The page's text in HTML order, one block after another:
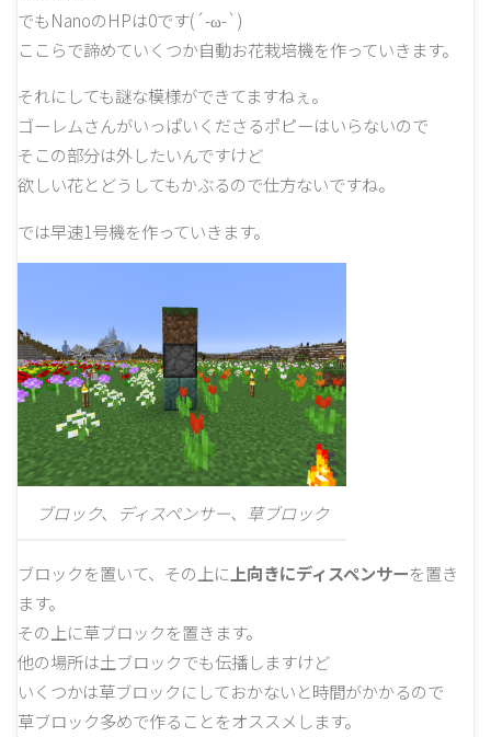
でもNanoのHPは0です(´-ω-`)
ここらで諦めていくつか自動お花栽培機を作っていきます。
それにしても謎な模様ができてますねぇ。
ゴーレムさんがいっぱいくださるポピーはいらないので
そこの部分は外したいんですけど
欲しい花とどうしてもかぶるので仕方ないですね。
では早速1号機を作っていきます。
ブロック、ディスペンサー、草ブロック
ブロックを置いて、その上に 上向きにディスペンサーを置き
ます。
その上に草ブロックを置きます。
他の場所は土ブロックでも伝播しますけど
いくつかは草ブロックにしておかないと時間がかかるので
草ブロック多めで作ることをオススメします。